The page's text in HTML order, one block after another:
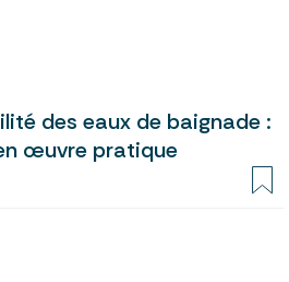
des eaux de baignade :
œuvre pratique